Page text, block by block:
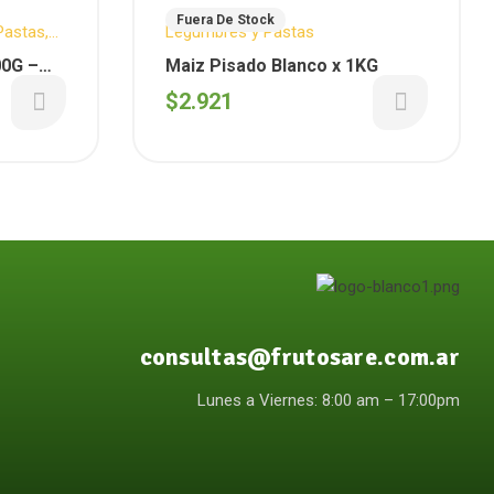
,
–
Fuera De Stock
Legumbres y Pastas
Maiz Pisado Blanco x 1KG
$2.921
consultas@frutosare.com.ar
Lunes a Viernes: 8:00 am – 17:00pm